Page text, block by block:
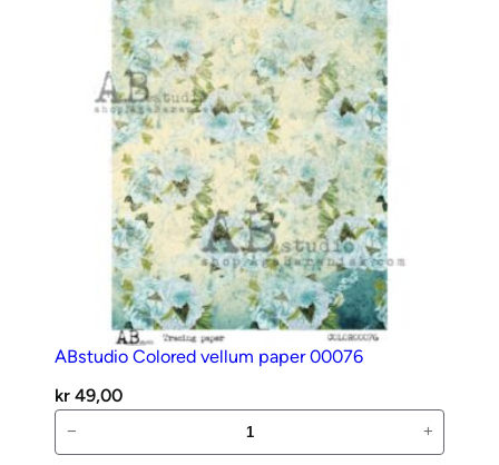
ABstudio Colored vellum paper 00076
kr 49,00
Colored
− +